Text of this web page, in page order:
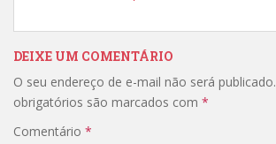
DEIXE UM COMENTÁRIO
O seu endereço de e-mail não será publicado.
obrigatórios são marcados com *
Comentário *